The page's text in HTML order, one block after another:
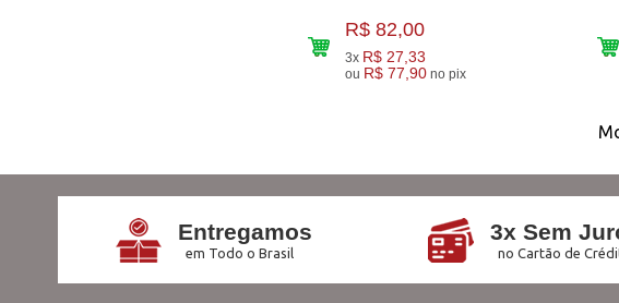
R$ 82,00
3x R$ 27,33
ou R$ 77,90 no pix
Entregamos
em Todo o Brasil
3x Sem
no Cartão de